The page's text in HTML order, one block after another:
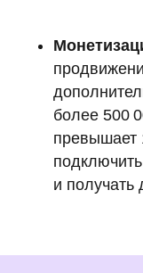
более 500
превышает
и получать